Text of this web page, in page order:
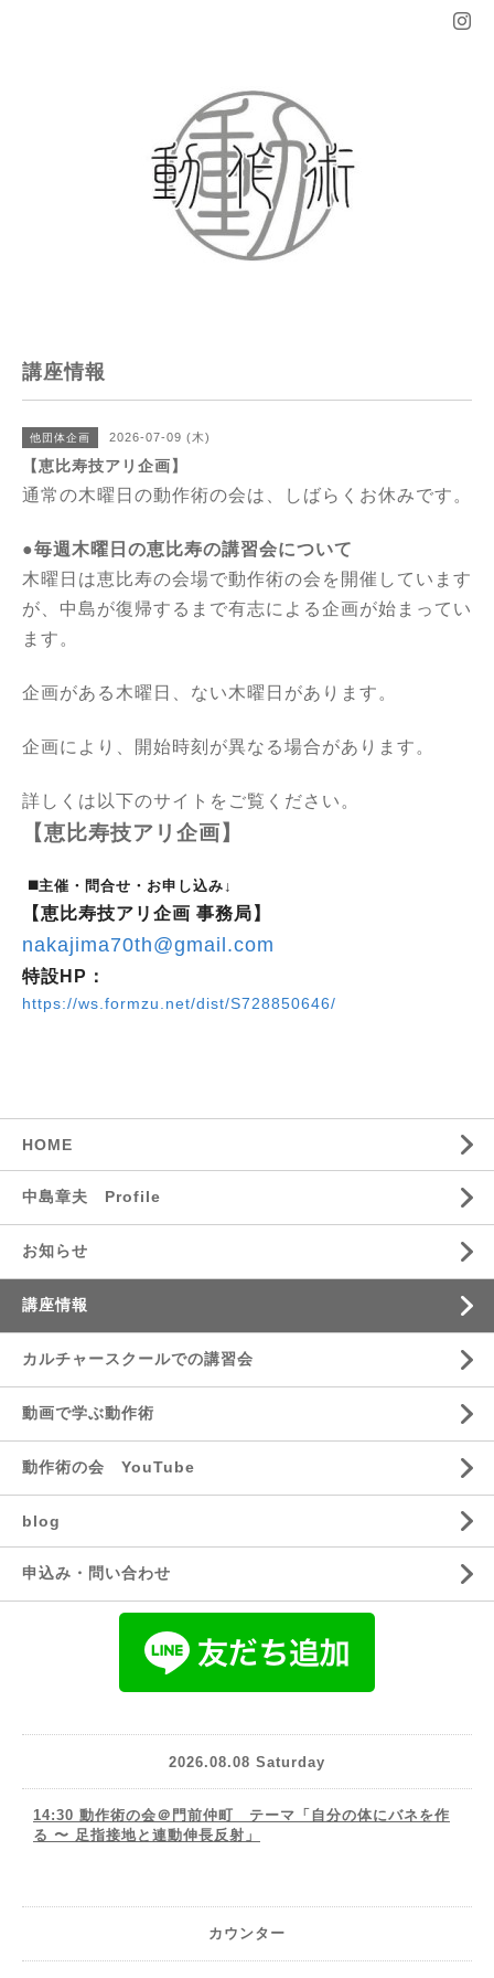
講座情報
他団体企画 2026-07-09 (木)
【恵比寿技アリ企画】
通常の木曜日の動作術の会は、しばらくお休みです。
●毎週木曜日の恵比寿の講習会について
木曜日は恵比寿の会場で動作術の会を開催しています
が、中島が復帰するまで有志による企画が始まってい
ます。
企画がある木曜日、ない木曜日があります。
企画により、開始時刻が異なる場合があります。
詳しくは以下のサイトをご覧ください。
【恵比寿技アリ企画】
◼️主催・問合せ・お申し込み↓
【恵比寿技アリ企画 事務局】
nakajima70th@gmail.com
特設HP：
https://ws.formzu.net/dist/S728850646/
HOME
中島章夫 Profile
お知らせ
講座情報
カルチャースクールでの講習会
動画で学ぶ動作術
動作術の会 YouTube
blog
申込み・問い合わせ
2026.08.08 Saturday
14:30 動作術の会＠門前仲町 テーマ「自分の体にバネを作
る 〜 足指接地と連動伸長反射」
カウンター